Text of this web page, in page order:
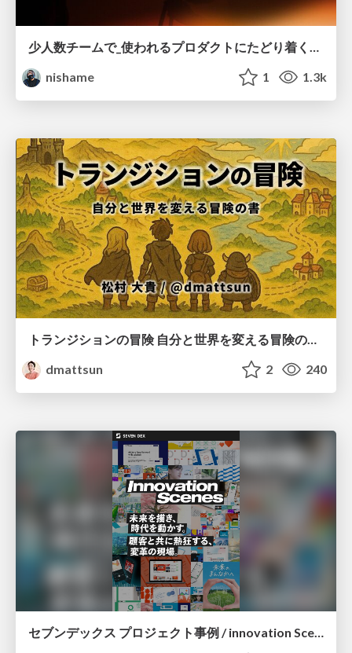
nishame
1 1.3k
トランジションの冒険 自分と世界を変える冒険の書 / Transition Adventure
dmattsun
2 240